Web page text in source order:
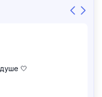
Рубашка женская 46131-13